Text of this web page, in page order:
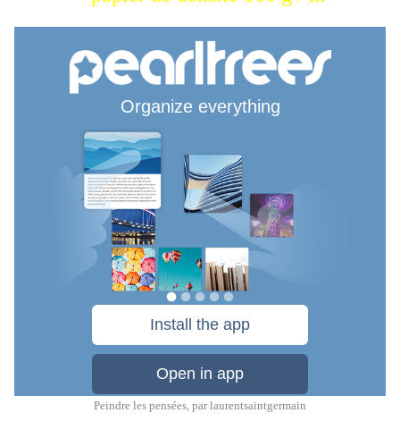
Peindre les pensées, parlaurentsaintgermain